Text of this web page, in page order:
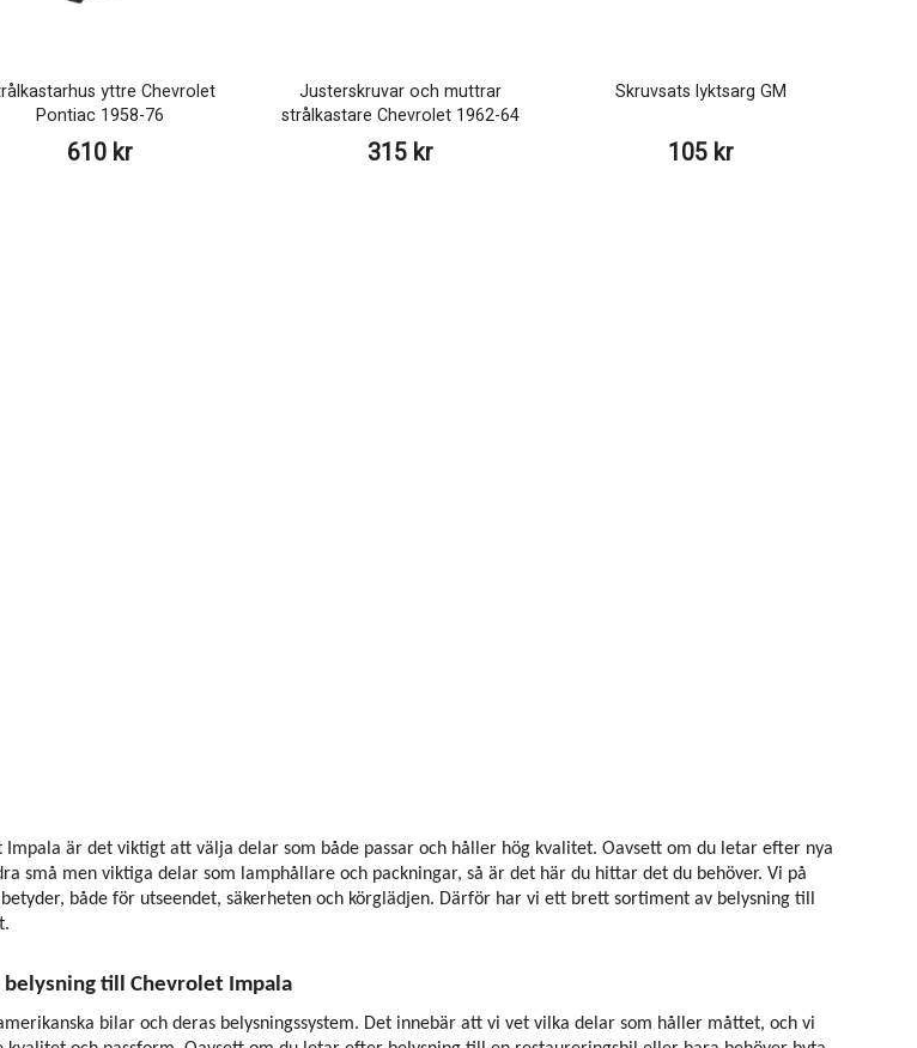
yttre Chevrolet
Pontiac 1958-76
610 kr
Justerskruvar och muttrar
strålkastare Chevrolet 1962-64
315 kr
Skruvsats lyktsarg GM
105 kr
Impala är det viktigt att välja delar som både passar och håller hög kvalitet. Oavsett om du letar efter nya
små men viktiga delar som lamphållare och packningar, så är det här du hittar det du behöver. Vi på
både för utseendet, säkerheten och körglädjen. Därför har vi ett brett sortiment av belysning till
till Chevrolet Impala
bilar och deras belysningssystem. Det innebär att vi vet vilka delar som håller måttet, och vi